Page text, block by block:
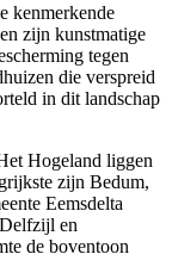
kenmerkende
zijn kunstmatige
tegen
die verspreid
in dit landschap
Hogeland liggen
zijn Bedum,
Eemsdelta
Delfzijl en
de boventoon